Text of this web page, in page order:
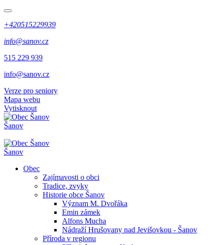
+420515229939
info@sanov.cz
515 229 939
info@sanov.cz
Verze pro seniory
Mapa webu
Vytisknout
Šanov
Šanov
Obec
Zajímavosti o obci
Tradice, zvyky
Historie obce Šanov
Význam M. Dvořáka
Emin zámek
Alfons Mucha
Nádraží Hrušovany nad Jevišovkou - Šanov
Příroda v regionu